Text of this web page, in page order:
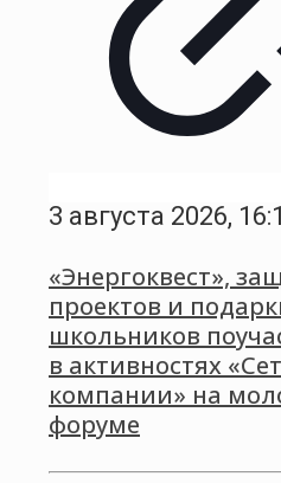
3 августа 2026,
«Энергоквест»,
проектов и
школьников
в активностях
компании» на
форуме